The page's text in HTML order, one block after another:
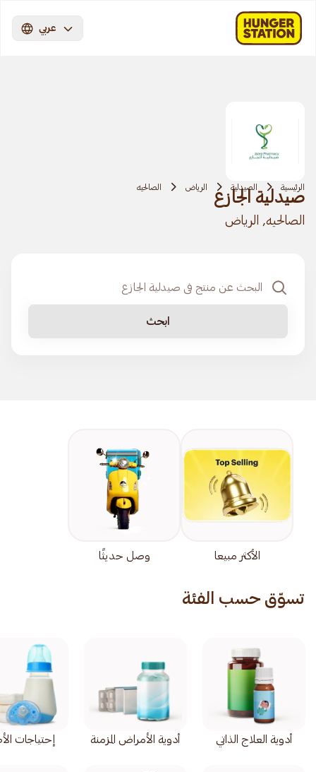
عربي
الرئيسية الصيدلية الرياض الصالحيه
صيدلية الجازع
الصالحيه, الرياض
ابحث
الأكثر مبيعا وصل حديثًا
تسوّق حسب الفئة
أدوية العلاج الذاتي أدوية الأمراض المزمنة إحتياجات